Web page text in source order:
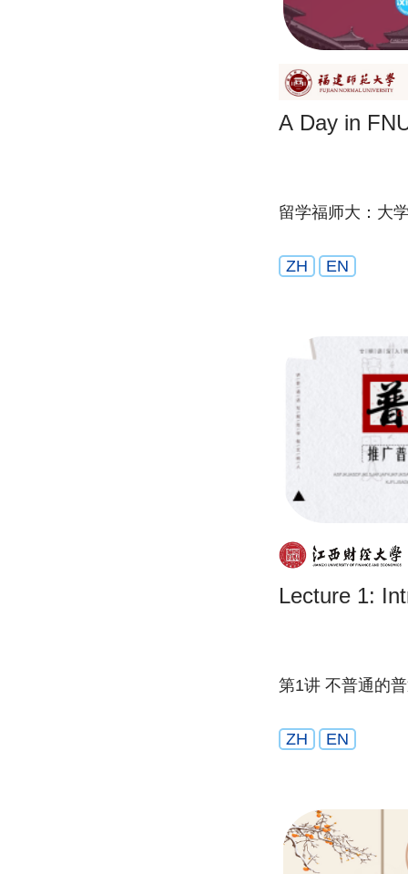
A Day in
留学福师大：大
ZH EN
Lecture 1:
第1讲 不普通的
ZH EN